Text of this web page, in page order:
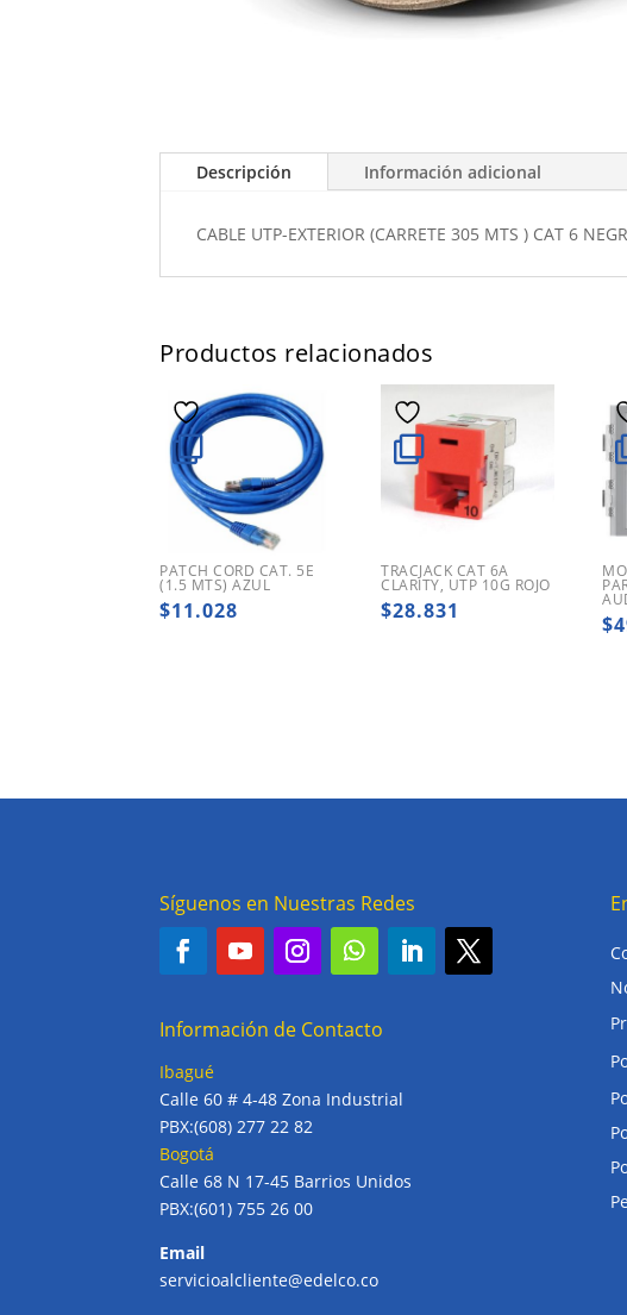
Descripción Información adicional
CABLE UTP-EXTERIOR (CARRETE 305 MTS ) CAT 6
Productos relacionados
PATCH CORD CAT. 5E
(1.5 MTS) AZUL
$11.028
TRACJACK CAT 6A
CLARITY, UTP 10G ROJO
$28.831
$
Síguenos en Nuestras Redes
Información de Contacto
Ibagué
Calle 60 # 4-48 Zona Industrial
PBX:(608) 277 22 82
Bogotá
Calle 68 N 17-45 Barrios Unidos
PBX:(601) 755 26 00
Email
servicioalcliente@edelco.co